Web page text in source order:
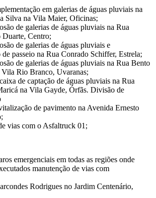
em galerias de águas pluviais na
Silva na Vila Maier, Oficinas;
de galerias de águas pluviais na Rua
Duarte, Centro;
de galerias de águas pluviais e
de passeio na Rua Conrado Schiffer, Estrela;
de galerias de águas pluviais na Rua Bento
Rio Branco, Uvaranas;
de captação de águas pluviais na Rua
na Vila Gayde, Órfãs. Divisão de
de pavimento na Avenida Ernesto
vias com o Asfaltruck 01;
emergenciais em todas as regiões onde
manutenção de vias com
Rodrigues no Jardim Centenário,